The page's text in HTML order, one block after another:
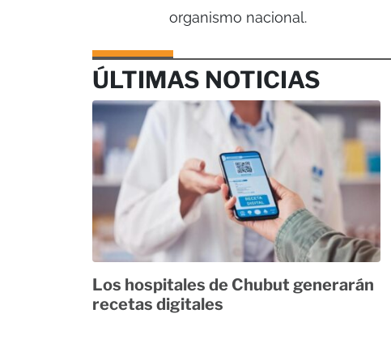
organismo nacional.
ÚLTIMAS NOTICIAS
Los hospitales de Chubut generarán
recetas digitales